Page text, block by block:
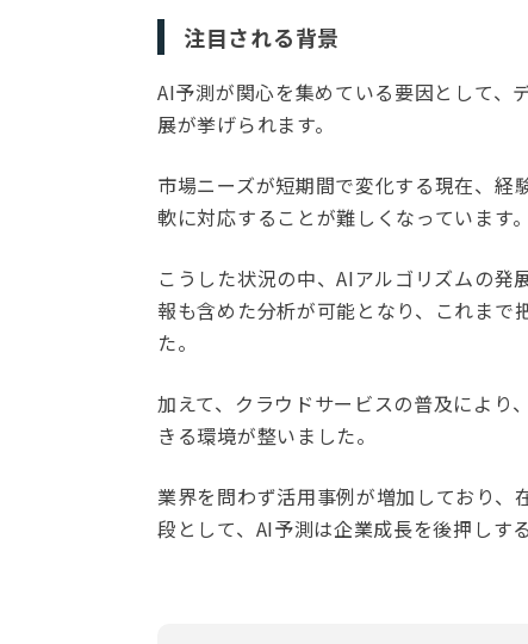
注目される背景
AI予測が関心を集めている要因として、
展が挙げられます。
市場ニーズが短期間で変化する現在、
軟に対応することが難しくなっています。
こうした状況の中、AIアルゴリズムの
報も含めた分析が可能となり、これまで
た。
加えて、クラウドサービスの普及により
きる環境が整いました。
業界を問わず活用事例が増加しており
段として、AI予測は企業成長を後押しす